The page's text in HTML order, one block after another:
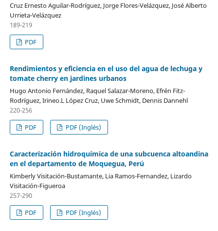
Cruz Ernesto Aguilar-Rodríguez, Jorge Flores-Velázquez, José Alberto
Urrieta-Velázquez
189-219
PDF
Rendimientos y eficiencia en el uso del agua de lechuga y
tomate cherry en jardines urbanos
Hugo Antonio Fernández, Raquel Salazar-Moreno, Efrén Fitz-
Rodríguez, Irineo.L López Cruz, Uwe Schmidt, Dennis Dannehl
220-256
PDF
PDF (Inglés)
Caracterización hidroquímica de una subcuenca altoandina
en el departamento de Moquegua, Perú
Kimberly Visitación-Bustamante, Lia Ramos-Fernandez, Lizardo
Visitación-Figueroa
257-290
PDF
PDF (Inglés)